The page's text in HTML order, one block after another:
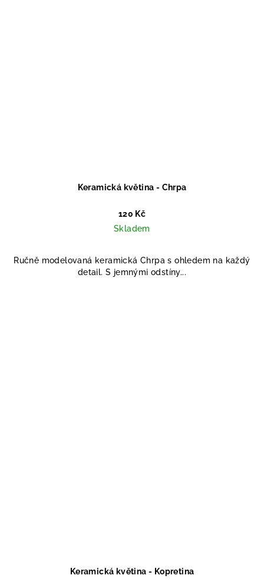
Keramická květina - Chrpa
120 Kč
Skladem
Ručně modelovaná keramická Chrpa s ohledem na každý
detail. S jemnými odstíny...
Keramická květina - Kopretina